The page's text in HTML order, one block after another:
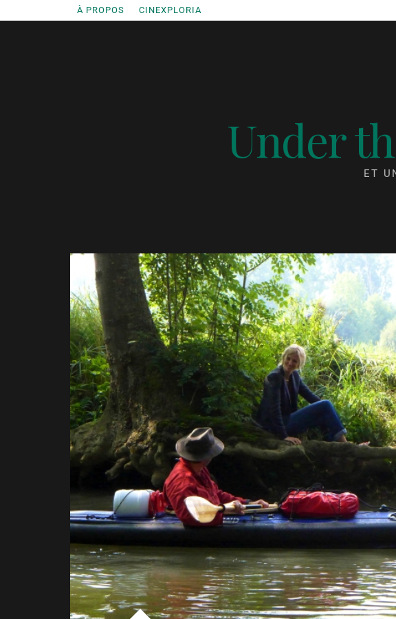
Accéder
À PROPOS CINEXPLORIA
Under
ET